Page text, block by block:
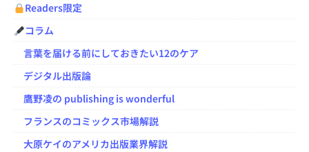
Readers限定
コラム
言葉を届ける前にしておきたい12のケア
デジタル出版論
鷹野凌の publishing is wonderful
フランスのコミックス市場解説
大原ケイのアメリカ出版業界解説